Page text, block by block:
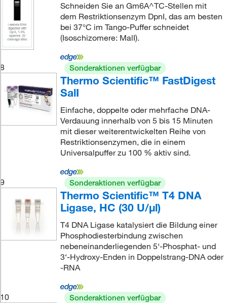
Schneiden Sie an Gm6A^TC-Stellen mit
dem Restriktionsenzym DpnI, das am besten
bei 37°C im Tango-Puffer schneidet
(Isoschizomere: MalI).
8 Sonderaktionen verfügbar
Thermo Scientific™ FastDigest
SalI
Einfache, doppelte oder mehrfache DNA-
Verdauung innerhalb von 5 bis 15 Minuten
mit dieser weiterentwickelten Reihe von
Restriktionsenzymen, die in einem
Universalpuffer zu 100 % aktiv sind.
9 Sonderaktionen verfügbar
Thermo Scientific™ T4 DNA
Ligase, HC (30 U/μl)
T4 DNA Ligase katalysiert die Bildung einer
Phosphodiesterbindung zwischen
nebeneinanderliegenden 5‘-Phosphat- und
3‘-Hydroxy-Enden in Doppelstrang-DNA oder
-RNA
10 Sonderaktionen verfügbar